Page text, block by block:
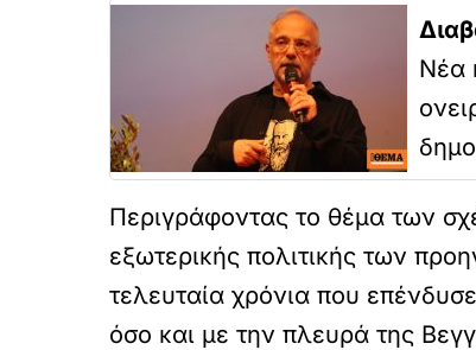
Νέα
Περιγράφοντας το θέμα των
εξωτερικής πολιτικής των
τελευταία χρόνια που
όσο και με την πλευρά της